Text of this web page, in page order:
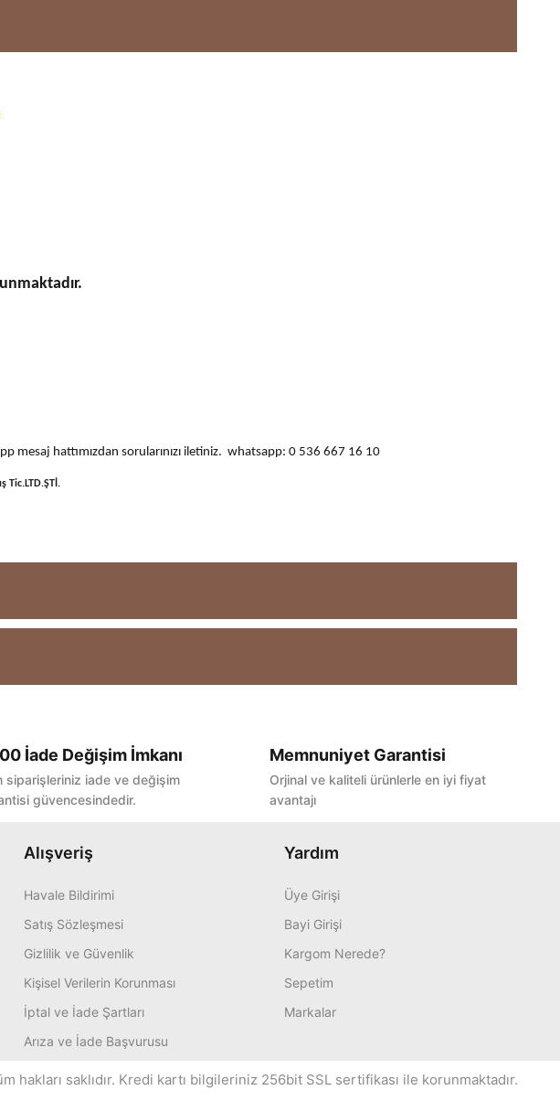
mesaj hattımızdan sorularınızı iletiniz. whatsapp: 0 536 667 16 10
Tic.LTD.ŞTİ.
İade Değişim İmkanı
siparişleriniz iade ve değişim
güvencesindedir.
Memnuniyet Garantisi
Orjinal ve kaliteli ürünlerle en iyi fiyat
avantajı
Alışveriş
Havale Bildirimi
Satış Sözleşmesi
Gizlilik ve Güvenlik
Kişisel Verilerin Korunması
İptal ve İade Şartları
Arıza ve İade Başvurusu
Yardım
Üye Girişi
Bayi Girişi
Kargom Nerede?
Sepetim
Markalar
hakları saklıdır. Kredi kartı bilgileriniz 256bit SSL sertifikası ile korunmaktadır.